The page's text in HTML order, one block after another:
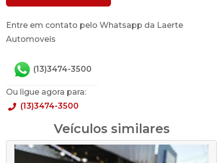
Entre em contato pelo Whatsapp da Laerte
Automoveis
(13)3474-3500
Ou ligue agora para:
(13)3474-3500
Veículos similares